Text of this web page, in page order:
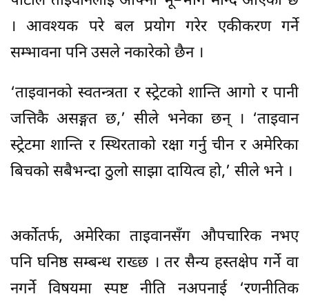
। आवश्यक परे बल प्रयोग गरेर एकीकरण गर्ने
सम्भावना पनि उसले नकारेको छैन ।
‘ताइवानको स्वतन्त्रता र स्ट्रेटको शान्ति आगो र पानी
जत्तिकै असङ्गत छ,’ सीले भनेका छन् । ‘ताइवान
स्ट्रेटमा शान्ति र स्थिरताको रक्षा गर्नु चीन र अमेरिका
बिचको सबैभन्दा ठुलो साझा दायित्व हो,’ सीले भने ।
अर्कोतर्फ, अमेरिका ताइवानसँग औपचारिक नभए
पनि घनिष्ठ सम्बन्ध राख्छ । तर सैन्य हस्तक्षेप गर्ने वा
नगर्ने विषयमा स्पष्ट नीति नअपनाई ‘रणनीतिक